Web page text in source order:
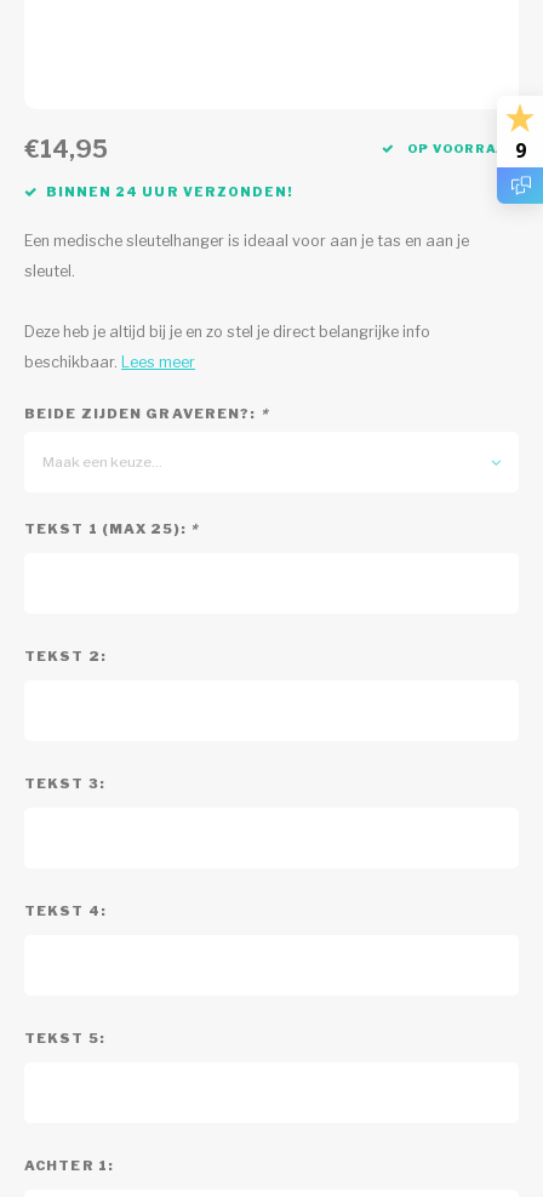
€14,95 OP VOORRAAD
BINNEN 24 UUR VERZONDEN!
Een medische sleutelhanger is ideaal voor aan je tas en aan je
sleutel.
Deze heb je altijd bij je en zo stel je direct belangrijke info
beschikbaar. Lees meer
BEIDE ZIJDEN GRAVEREN?: *
Maak een keuze...
TEKST 1 (MAX 25): *
TEKST 2:
TEKST 3:
TEKST 4:
TEKST 5:
ACHTER 1:
9